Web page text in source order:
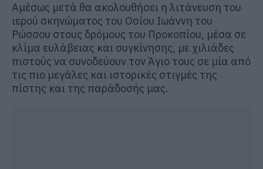
Αμέσως μετά θα ακολουθήσει η λιτάνευση του
ιερού σκηνώματος του Οσίου Ιωάννη του
Ρώσσου στους δρόμους του Προκοπίου, μέσα σε
κλίμα ευλάβειας και συγκίνησης, με χιλιάδες
πιστούς να συνοδεύουν τον Άγιο τους σε μία από
τις πιο μεγάλες και ιστορικές στιγμές της
πίστης και της παράδοσής μας.